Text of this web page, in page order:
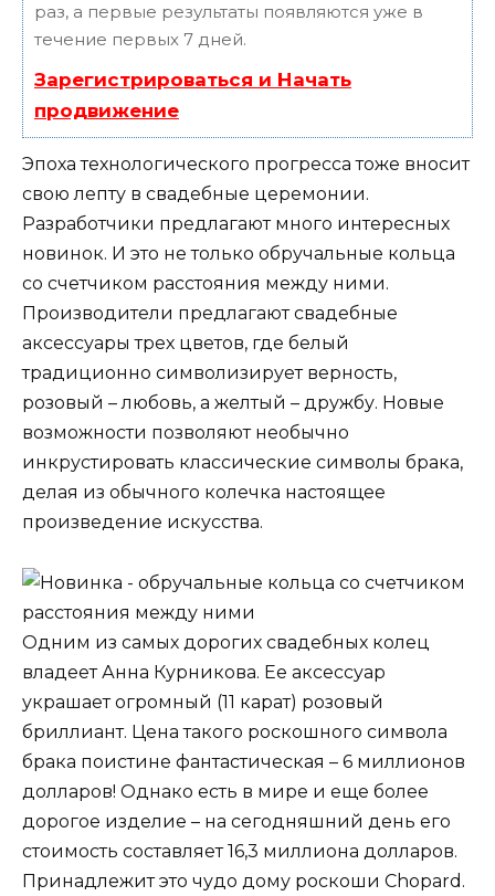
раз, а первые результаты появляются уже в
течение первых 7 дней.
Зарегистрироваться и Начать
продвижение
Эпоха технологического прогресса тоже вносит
свою лепту в свадебные церемонии.
Разработчики предлагают много интересных
новинок. И это не только обручальные кольца
со счетчиком расстояния между ними.
Производители предлагают свадебные
аксессуары трех цветов, где белый
традиционно символизирует верность,
розовый – любовь, а желтый – дружбу. Новые
возможности позволяют необычно
инкрустировать классические символы брака,
делая из обычного колечка настоящее
произведение искусства.
Одним из самых дорогих свадебных колец
владеет Анна Курникова. Ее аксессуар
украшает огромный (11 карат) розовый
бриллиант. Цена такого роскошного символа
брака поистине фантастическая – 6 миллионов
долларов! Однако есть в мире и еще более
дорогое изделие – на сегодняшний день его
стоимость составляет 16,3 миллиона долларов.
Принадлежит это чудо дому роскоши Chopard.